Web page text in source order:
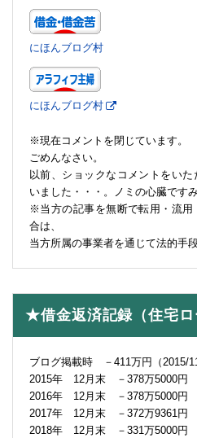
にほんブログ村
にほんブログ村
※現在コメントを閉じています。
ごめんなさい。
以前、ショックなコメントをい
いました・・・。ノミの心臓ですみ
※当方の記事を無断で転用・流用
合は、
当方所属の事業者を通じて法的手
★借金返済記録（住宅ロ
ブログ掲載時 －411万円（2015/11
2015年 12月末 －378万5000円
2016年 12月末 －378万5000円
2017年 12月末 －372万9361円
2018年 12月末 －331万5000円